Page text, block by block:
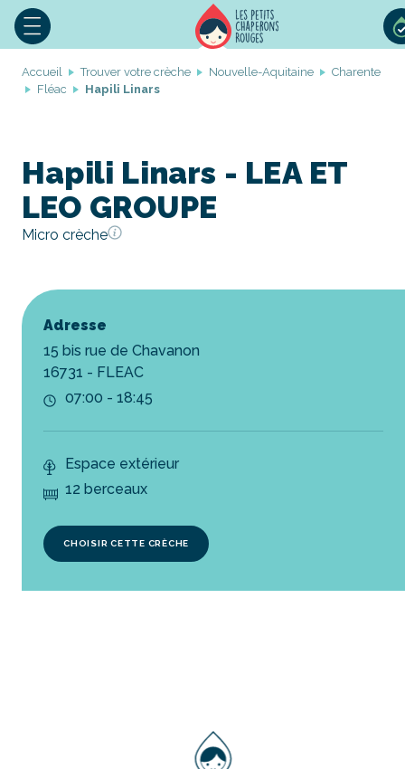
Accueil Trouver votre crèche Nouvelle-Aquitaine
Charente
Fléac
Hapili Linars
Hapili Linars - LEA ET
LEO GROUPE
Micro crèche
Adresse
15 bis rue de Chavanon
16731 - FLEAC
07:00 - 18:45
Espace extérieur
12 berceaux
CHOISIR CETTE CRÈCHE